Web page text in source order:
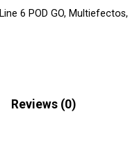
Line 6 POD GO, Multiefectos,
Reviews (0)